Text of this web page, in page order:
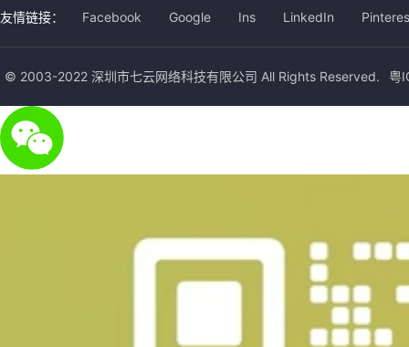
友情链接： Facebook Google Ins LinkedIn
© 2003-2022 深圳市七云网络科技有限公司 All Rights Reserved. 粤